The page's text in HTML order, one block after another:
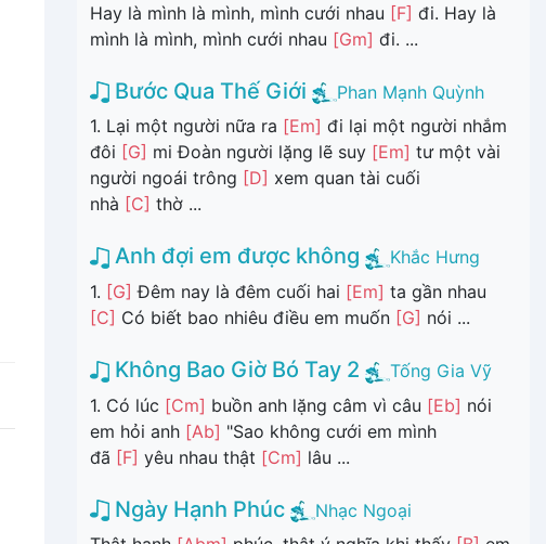
Hay là mình là mình, mình cưới nhau [F] đi. Hay là
mình là mình, mình cưới nhau [Gm] đi. ...
Bước Qua Thế Giới
Phan Mạnh Quỳnh
1. Lại một người nữa ra [Em] đi lại một người nhắm
đôi [G] mi Đoàn người lặng lẽ suy [Em] tư một vài
người ngoái trông [D] xem quan tài cuối
nhà [C] thờ ...
Anh đợi em được không
Khắc Hưng
1. [G] Đêm nay là đêm cuối hai [Em] ta gần nhau
[C] Có biết bao nhiêu điều em muốn [G] nói ...
Không Bao Giờ Bó Tay 2
Tống Gia Vỹ
1. Có lúc [Cm] buồn anh lặng câm vì câu [Eb] nói
em hỏi anh [Ab] "Sao không cưới em mình
đã [F] yêu nhau thật [Cm] lâu ...
Ngày Hạnh Phúc
Nhạc Ngoại